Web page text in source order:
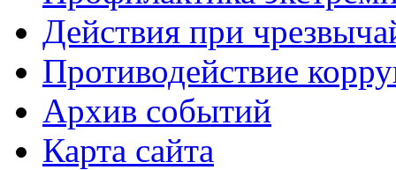
Действия при
Противодействие
Архив событий
Карта сайта